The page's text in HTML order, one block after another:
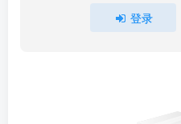
登录